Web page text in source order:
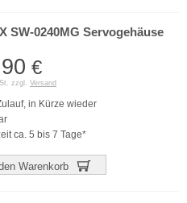
SW-0240MG Servogehäuse
€
zzgl. Versand
in Kürze wieder
ca. 5 bis 7 Tage*
Warenkorb